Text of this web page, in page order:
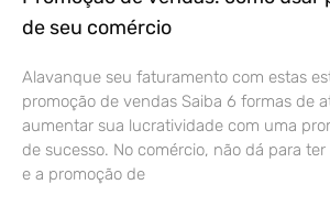
de seu comércio
Alavanque seu faturamento com estas
promoção de vendas Saiba 6 formas de
aumentar sua lucratividade com uma
de sucesso. No comércio, não dá para
e a promoção de